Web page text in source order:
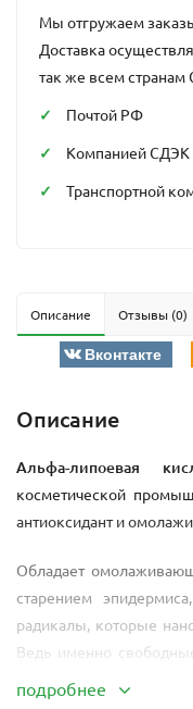
Мы отгружаем
Доставка
так же всем странам
Почтой РФ
Компанией СДЭК
Транспортной
Описание Отзывы (0)
Вконтакте
Описание
Альфа-липоевая
косметической
антиоксидант и
Обладает
старением
радикалы, которые
Ведь именно
морщин,
подробнее